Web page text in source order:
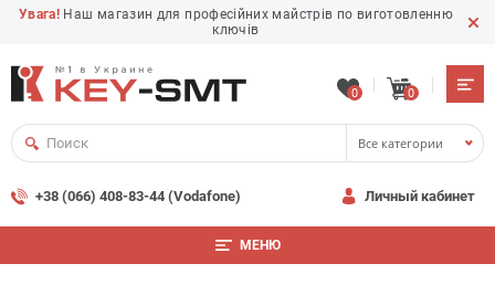
Увага! Наш магазин для професійних майстрів по виготовленню
ключів
0 0
Все категории
+38 (066) 408-83-44 (Vodafone) Личный кабинет
МЕНЮ